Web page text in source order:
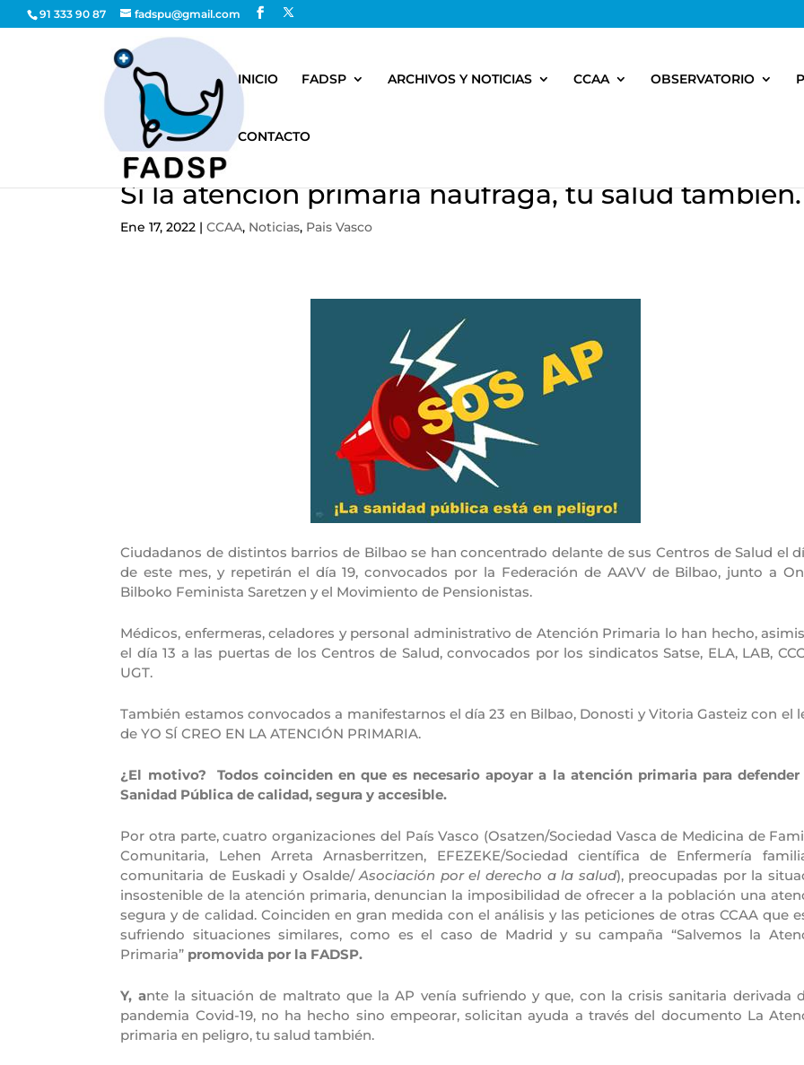
91 333 90 87 fadspu@gmail.com
INICIO FADSP ARCHIVOS Y NOTICIAS CCAA OBSERVATORIO
CONTACTO
Si la atención primaria naufraga, tu salud también.
Ene 17, 2022 |CCAA, Noticias, Pais Vasco
Ciudadanos de distintos barrios de Bilbao se han concentrado delante de sus Centros de Salud el
de este mes, y repetirán el día 19, convocados por la Federación de AAVV de Bilbao, junto a
Bilboko Feminista Saretzen y el Movimiento de Pensionistas.
Médicos, enfermeras, celadores y personal administrativo de Atención Primaria lo han hecho,
el día 13 a las puertas de los Centros de Salud, convocados por los sindicatos Satse, ELA, LAB,
UGT.
También estamos convocados a manifestarnos el día 23 en Bilbao, Donosti y Vitoria Gasteiz con el
de YO SÍ CREO EN LA ATENCIÓN PRIMARIA.
¿El motivo? Todos coinciden en que es necesario apoyar a la atención primaria para defender
Sanidad Pública de calidad, segura y accesible.
Por otra parte, cuatro organizaciones del País Vasco (Osatzen/Sociedad Vasca de Medicina de
Comunitaria, Lehen Arreta Arnasberritzen, EFEZEKE/Sociedad científica de Enfermería
comunitaria de Euskadi y Osalde/ Asociación por el derecho a la salud), preocupadas por la
insostenible de la atención primaria, denuncian la imposibilidad de ofrecer a la población una
segura y de calidad. Coinciden en gran medida con el análisis y las peticiones de otras CCAA que
sufriendo situaciones similares, como es el caso de Madrid y su campaña “Salvemos la
Primaria” promovida por la FADSP.
Y, ante la situación de maltrato que la AP venía sufriendo y que, con la crisis sanitaria derivada
pandemia Covid-19, no ha hecho sino empeorar, solicitan ayuda a través del documento La
primaria en peligro, tu salud también.